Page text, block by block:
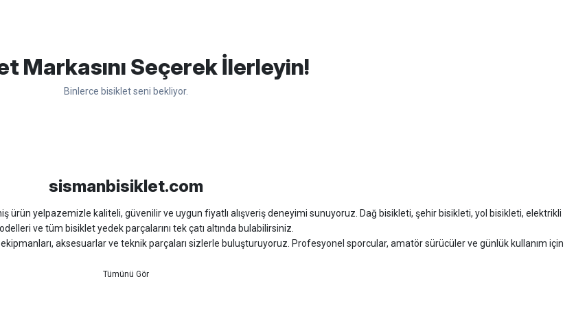
Markasını Seçerek İlerleyin!
Binlerce bisiklet seni bekliyor.
sismanbisiklet.com
ürün yelpazemizle kaliteli, güvenilir ve uygun fiyatlı alışveriş deneyimi sunuyoruz. Dağ bisikleti, şehir bisikleti, yol bisikleti, elektrikli
ve tüm bisiklet yedek parçalarını tek çatı altında bulabilirsiniz.
aksesuarlar ve teknik parçaları sizlerle buluşturuyoruz. Profesyonel sporcular, amatör sürücüler ve günlük kullanım için
ve müşteri memnuniyeti odaklı hizmet anlayışımız sayesinde bisiklet alışverişinizi güvenle gerçekleştirebilirsiniz.